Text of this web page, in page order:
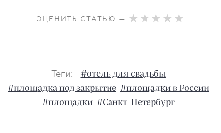
ОЦЕНИТЬ СТАТЬЮ —
Теги:
#отель для свадьбы
#площадка под закрытие #площадки в России
#площадки #Санкт-Петербург